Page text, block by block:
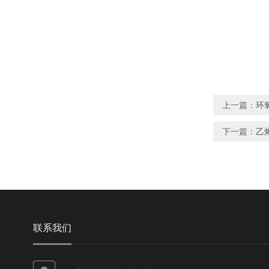
上一篇： 环
下一篇： 乙
联系我们